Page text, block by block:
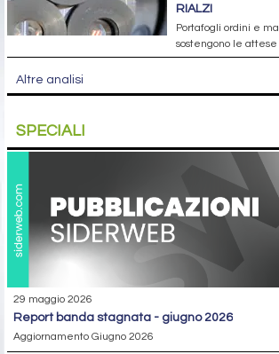
RIALZI
Portafogli ordini e
sostengono le
Altre analisi
SPECIALI
29 maggio 2026
report banda stagnata - giugno 2026
Aggiornamento Giugno 2026